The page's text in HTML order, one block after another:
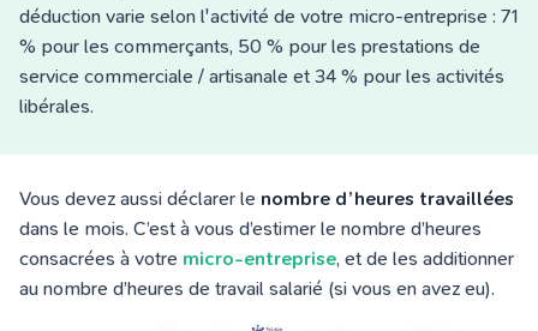
déduction varie selon l'activité de votre micro-entreprise : 71
% pour les commerçants, 50 % pour les prestations de
service commerciale / artisanale et 34 % pour les activités
libérales.
Vous devez aussi déclarer le nombre d’heures travaillées
dans le mois. C’est à vous d’estimer le nombre d’heures
consacrées à votre micro-entreprise, et de les additionner
au nombre d’heures de travail salarié (si vous en avez eu).